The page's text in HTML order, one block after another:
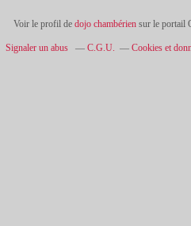
Voir le profil de dojo chambériensur le portail
Signaler un abus C.G.U. Cookies et